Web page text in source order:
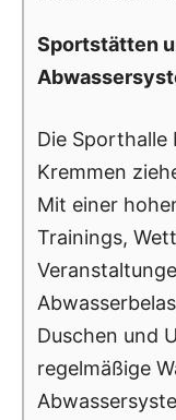
Sportstätten
Die Sporthalle
Kremmen
Mit einer
Trainings,
Duschen und
regelmäßige